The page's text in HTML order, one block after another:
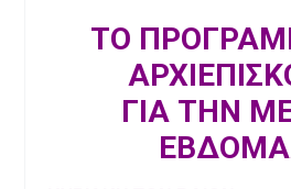
ΤΟ
ΓΙΑ ΤΗΝ